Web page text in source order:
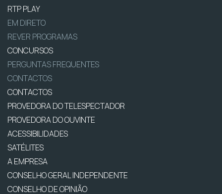
RTP PLAY
EM DIRETO
REVER PROGRAMAS
CONCURSOS
PERGUNTAS FREQUENTES
CONTACTOS
CONTACTOS
PROVEDORA DO TELESPECTADOR
PROVEDORA DO OUVINTE
ACESSIBILIDADES
SATÉLITES
A EMPRESA
CONSELHO GERAL INDEPENDENTE
CONSELHO DE OPINIÃO